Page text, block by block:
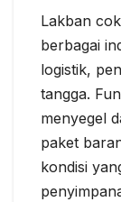
Lakban
berbagai
logistik,
tangga.
menyegel
paket
kondisi